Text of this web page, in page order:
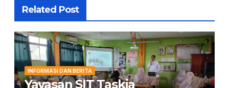
Related Post
INFORMASI DAN BERITA
Yayasan SIT Taskia